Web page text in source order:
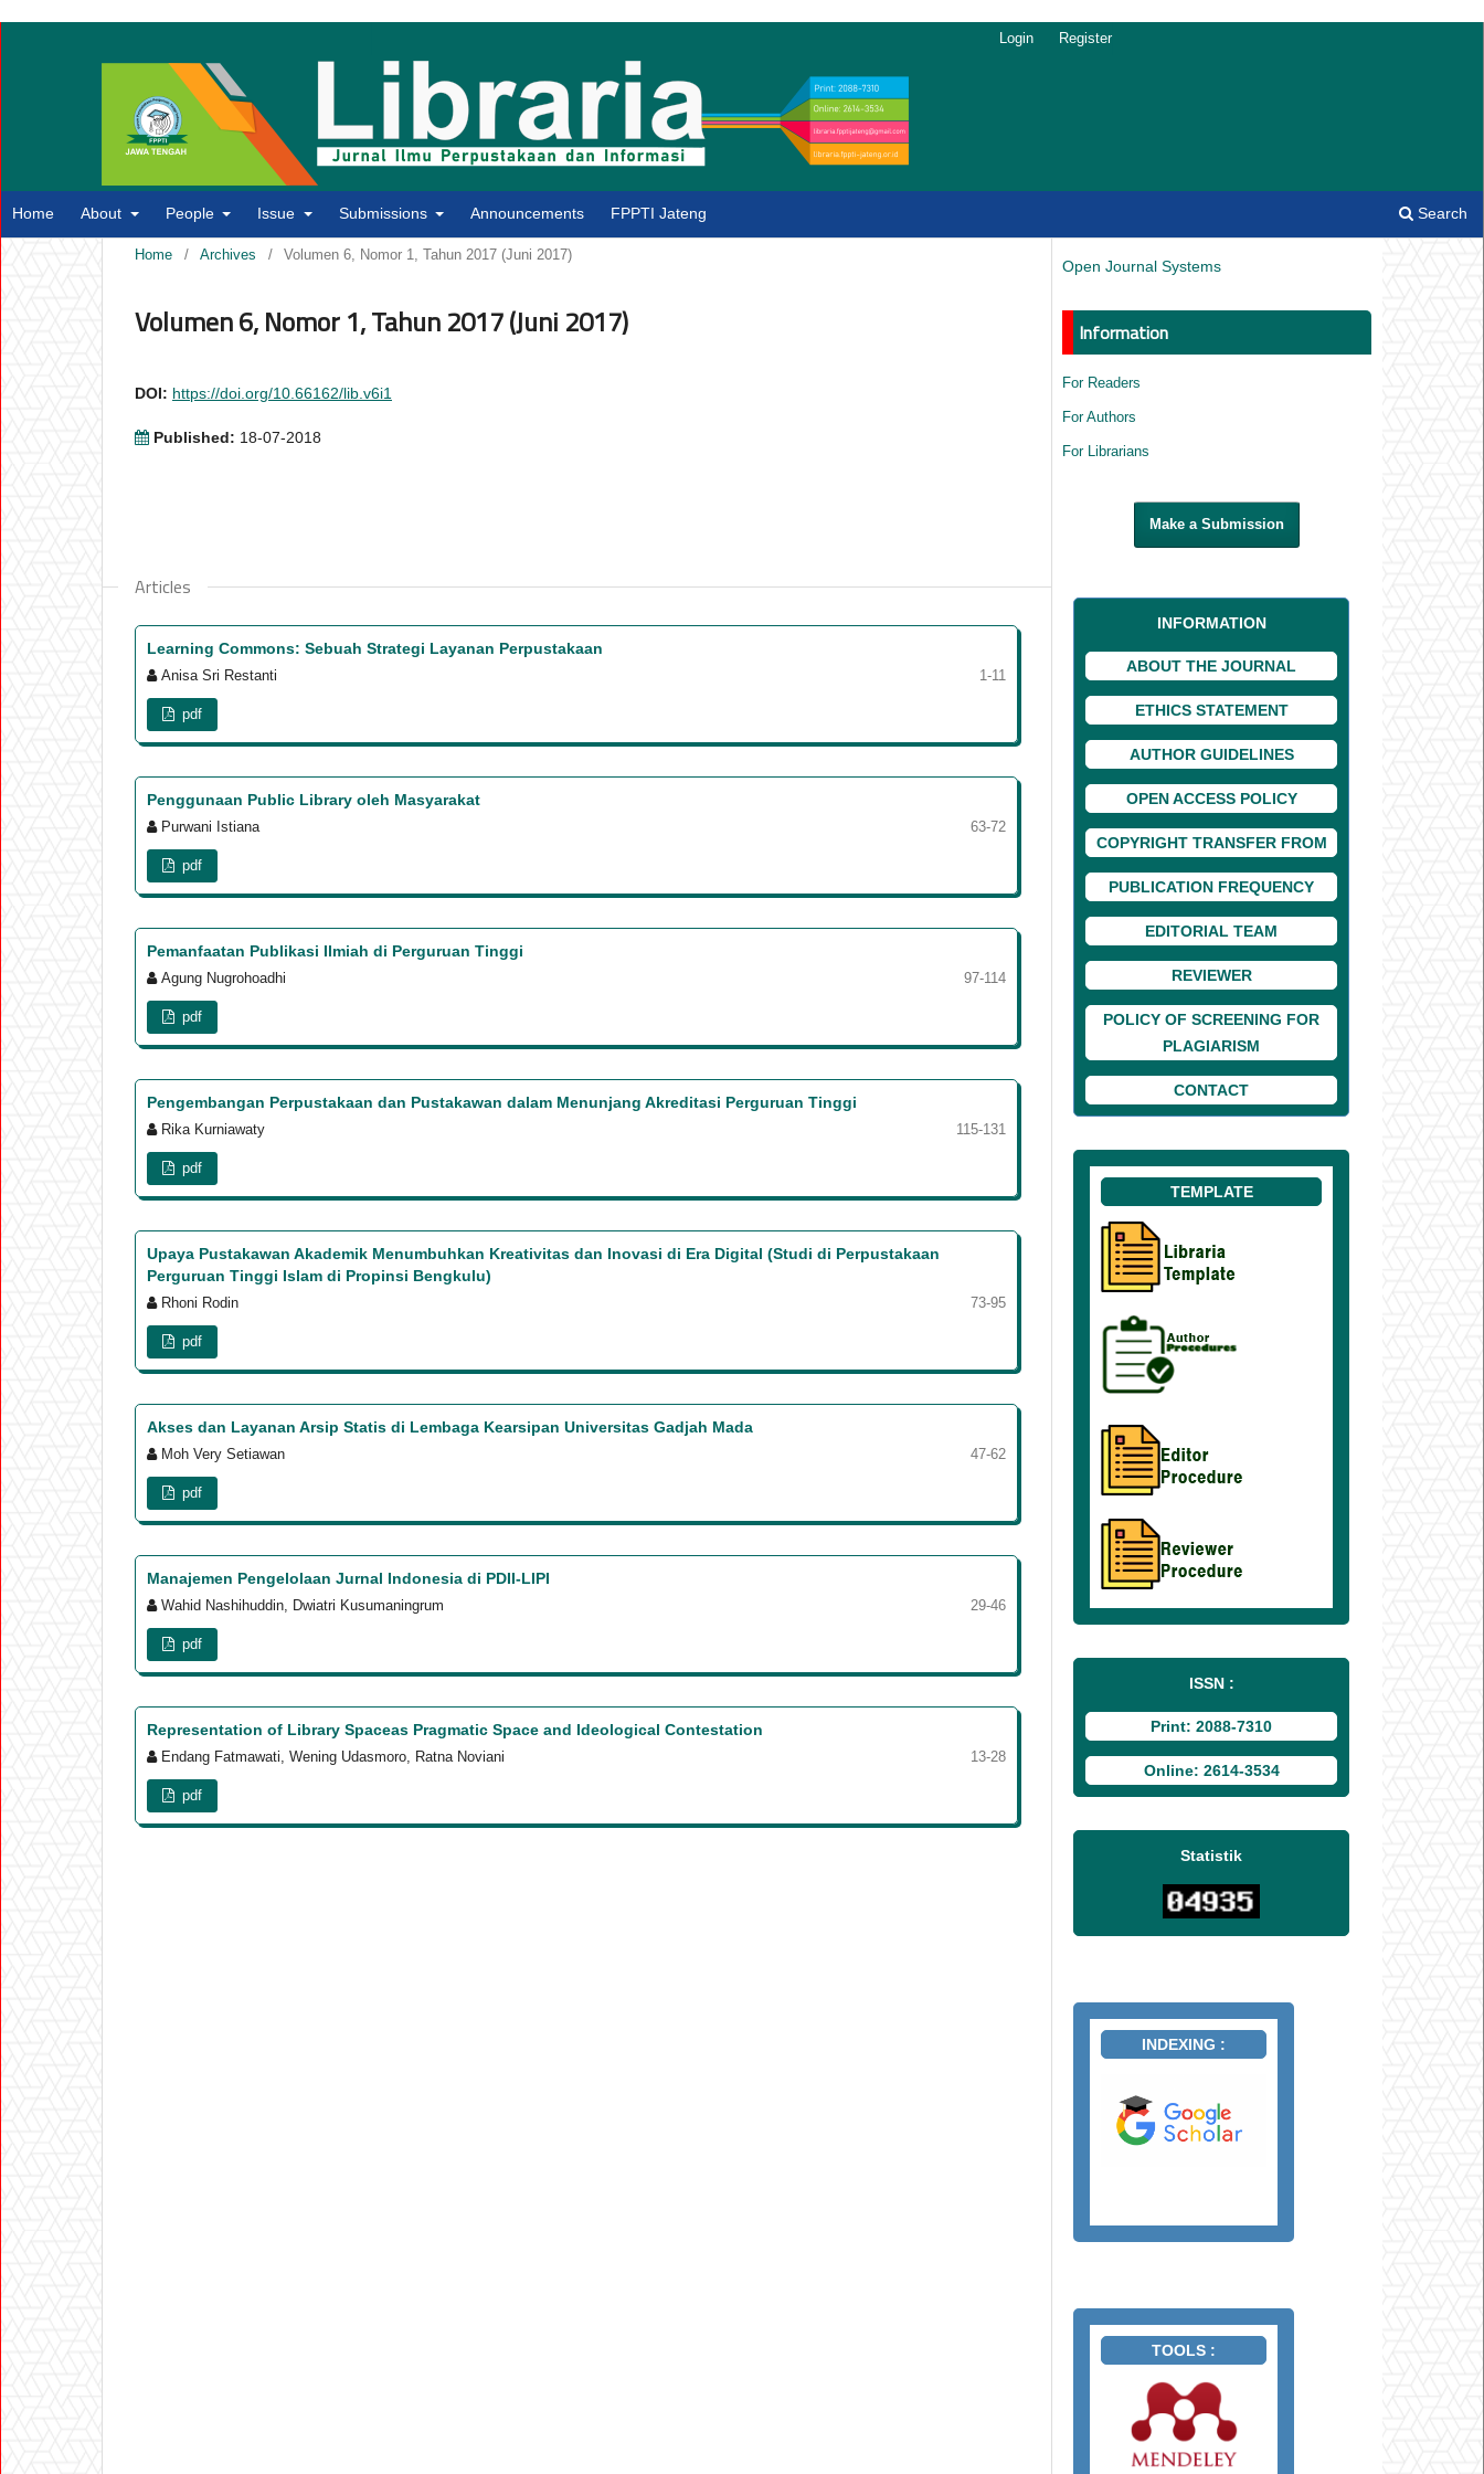
Home About People Issue Submissions Announcements FPPTI Jateng Search
Login Register
Home / Archives / Volumen 6, Nomor 1, Tahun 2017 (Juni 2017)
Volumen 6, Nomor 1, Tahun 2017 (Juni 2017)
DOI: https://doi.org/10.66162/lib.v6i1
Published: 18-07-2018
Articles
Learning Commons: Sebuah Strategi Layanan Perpustakaan
Anisa Sri Restanti 1-11
pdf
Penggunaan Public Library oleh Masyarakat
Purwani Istiana 63-72
pdf
Pemanfaatan Publikasi Ilmiah di Perguruan Tinggi
Agung Nugrohoadhi 97-114
pdf
Pengembangan Perpustakaan dan Pustakawan dalam Menunjang Akreditasi Perguruan Tinggi
Rika Kurniawaty 115-131
pdf
Upaya Pustakawan Akademik Menumbuhkan Kreativitas dan Inovasi di Era Digital (Studi di Perpustakaan
Perguruan Tinggi Islam di Propinsi Bengkulu)
Rhoni Rodin 73-95
pdf
Akses dan Layanan Arsip Statis di Lembaga Kearsipan Universitas Gadjah Mada
Moh Very Setiawan 47-62
pdf
Manajemen Pengelolaan Jurnal Indonesia di PDII-LIPI
Wahid Nashihuddin, Dwiatri Kusumaningrum 29-46
pdf
Representation of Library Spaceas Pragmatic Space and Ideological Contestation
Endang Fatmawati, Wening Udasmoro, Ratna Noviani 13-28
pdf
Open Journal Systems
Information
For Readers
For Authors
For Librarians
Make a Submission
INFORMATION
ABOUT THE JOURNAL
ETHICS STATEMENT
AUTHOR GUIDELINES
OPEN ACCESS POLICY
COPYRIGHT TRANSFER FROM
PUBLICATION FREQUENCY
EDITORIAL TEAM
REVIEWER
POLICY OF SCREENING FOR
PLAGIARISM
CONTACT
TEMPLATE
ISSN :
Print: 2088-7310
Online: 2614-3534
Statistik
INDEXING :
TOOLS :